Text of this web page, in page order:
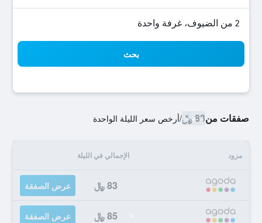
2 من الضيوف، غرفة واحدة
بحث
صفقات من83 ﷼ /أرخص سعر الليلة الواحدة
مزود الإجمالي في الليلة
83 ﷼ عرض الصفقة
85 ﷼ عرض الصفقة